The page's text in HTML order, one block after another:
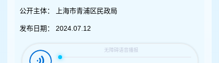
公开主体： 上海市青浦区民政局
发布日期： 2024.07.12